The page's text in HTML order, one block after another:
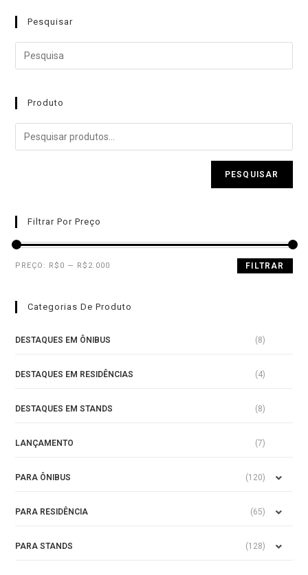
0
Pesquisar
Produto
PESQUISAR
Filtrar Por Preço
FILTRAR
PREÇO: R$0 — R$2.000
Categorias De Produto
DESTAQUES EM ÔNIBUS (8)
DESTAQUES EM RESIDÊNCIAS (4)
DESTAQUES EM STANDS (8)
LANÇAMENTO (7)
PARA ÔNIBUS (120)
PARA RESIDÊNCIA (65)
PARA STANDS (128)